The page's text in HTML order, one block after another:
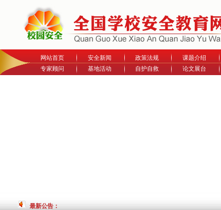
网站首页 安全新闻 政策法规
课题介绍
专家顾问
基地活动 自护自救 论文展台
最新公告：